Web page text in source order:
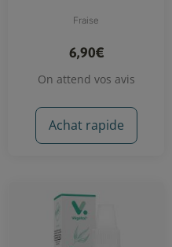
Fraise
6,90€
On attend vos avis
Achat rapide